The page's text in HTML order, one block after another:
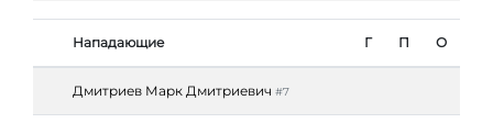
Нападающие Г П О
Дмитриев Марк Дмитриевич #7